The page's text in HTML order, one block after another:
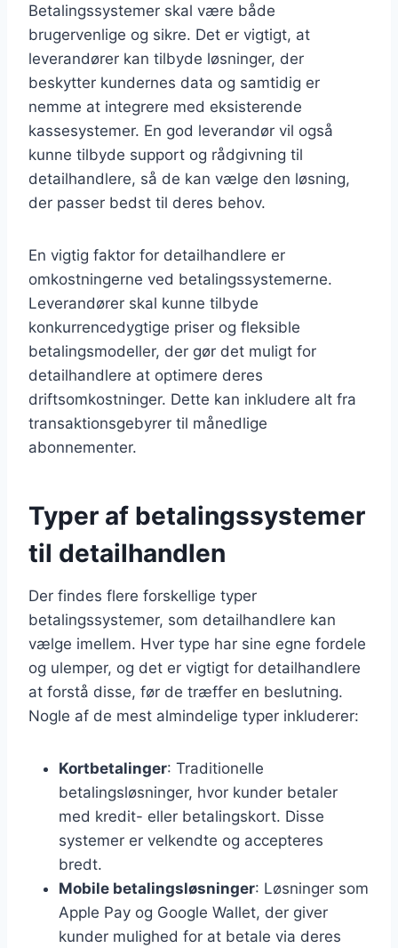
Betalingssystemer skal være både
brugervenlige og sikre. Det er vigtigt, at
leverandører kan tilbyde løsninger, der
beskytter kundernes data og samtidig er
nemme at integrere med eksisterende
kassesystemer. En god leverandør vil også
kunne tilbyde support og rådgivning til
detailhandlere, så de kan vælge den løsning,
der passer bedst til deres behov.
En vigtig faktor for detailhandlere er
omkostningerne ved betalingssystemerne.
Leverandører skal kunne tilbyde
konkurrencedygtige priser og fleksible
betalingsmodeller, der gør det muligt for
detailhandlere at optimere deres
driftsomkostninger. Dette kan inkludere alt fra
transaktionsgebyrer til månedlige
abonnementer.
Typer af betalingssystemer
til detailhandlen
Der findes flere forskellige typer
betalingssystemer, som detailhandlere kan
vælge imellem. Hver type har sine egne fordele
og ulemper, og det er vigtigt for detailhandlere
at forstå disse, før de træffer en beslutning.
Nogle af de mest almindelige typer inkluderer:
Kortbetalinger: Traditionelle
betalingsløsninger, hvor kunder betaler
med kredit- eller betalingskort. Disse
systemer er velkendte og accepteres
bredt.
Mobile betalingsløsninger: Løsninger som
Apple Pay og Google Wallet, der giver
kunder mulighed for at betale via deres